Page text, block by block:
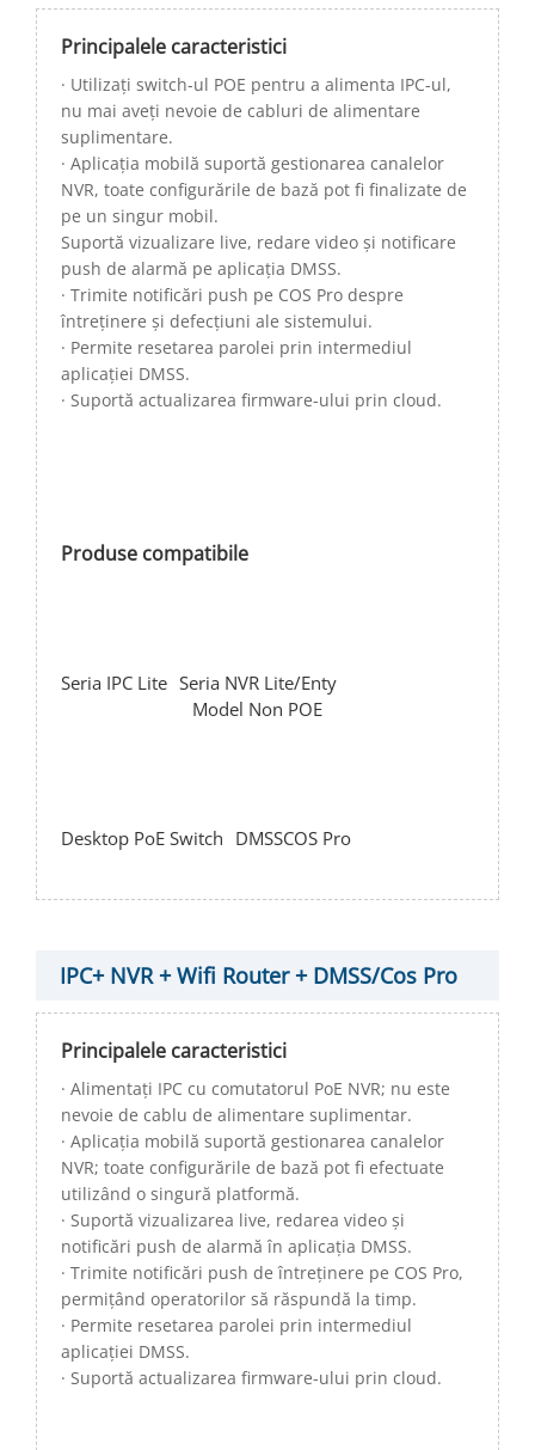
Principalele caracteristici
· Utilizați switch-ul POE pentru a alimenta IPC-ul,
nu mai aveți nevoie de cabluri de alimentare
suplimentare.
· Aplicația mobilă suportă gestionarea canalelor
NVR, toate configurările de bază pot fi finalizate de
pe un singur mobil.
Suportă vizualizare live, redare video și notificare
push de alarmă pe aplicația DMSS.
· Trimite notificări push pe COS Pro despre
întreținere și defecțiuni ale sistemului.
· Permite resetarea parolei prin intermediul
aplicației DMSS.
· Suportă actualizarea firmware-ului prin cloud.
Produse compatibile
Seria IPC Lite Seria NVR Lite/Enty
Model Non POE
Desktop PoE Switch DMSSCOS Pro
IPC+ NVR + Wifi Router + DMSS/Cos Pro
Principalele caracteristici
· Alimentați IPC cu comutatorul PoE NVR; nu este
nevoie de cablu de alimentare suplimentar.
· Aplicația mobilă suportă gestionarea canalelor
NVR; toate configurările de bază pot fi efectuate
utilizând o singură platformă.
· Suportă vizualizarea live, redarea video și
notificări push de alarmă în aplicația DMSS.
· Trimite notificări push de întreținere pe COS Pro,
permițând operatorilor să răspundă la timp.
· Permite resetarea parolei prin intermediul
aplicației DMSS.
· Suportă actualizarea firmware-ului prin cloud.